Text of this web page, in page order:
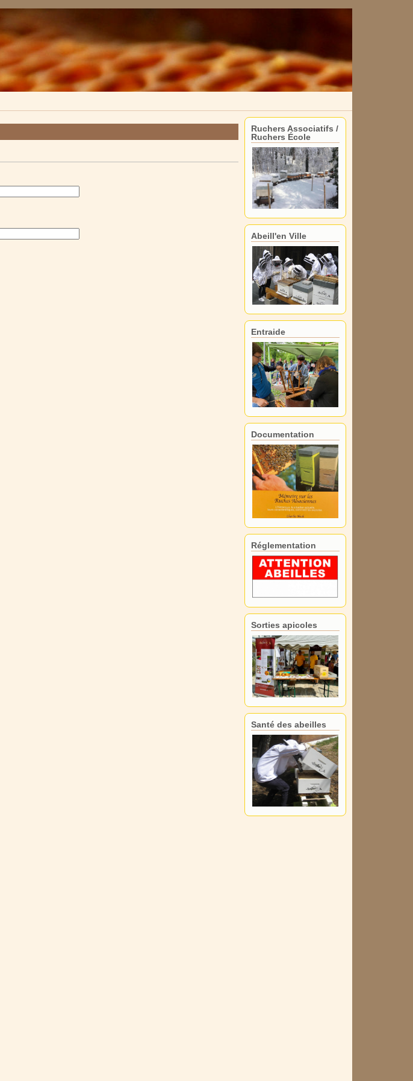
Ruchers Associatifs /
Ruchers École
Abeill'en Ville
Entraide
Documentation
Réglementation
Sorties apicoles
Santé des abeilles